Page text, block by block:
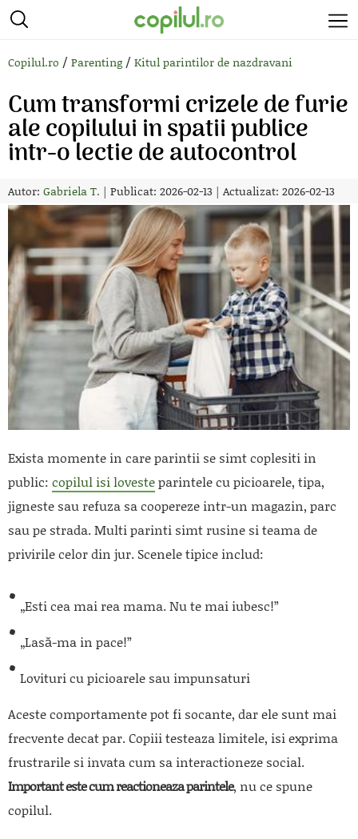
Copilul.ro / Parenting / Kitul parintilor de nazdravani
Cum transformi crizele de furie
ale copilului in spatii publice
intr-o lectie de autocontrol
Autor: Gabriela T. | Publicat: 2026-02-13 | Actualizat: 2026-02-13
Exista momente in care parintii se simt coplesiti in
public: copilul isi lovesteparintele cu picioarele, tipa,
jigneste sau refuza sa coopereze intr-un magazin, parc
sau pe strada. Multi parinti simt rusine si teama de
privirile celor din jur. Scenele tipice includ:
„Esti cea mai rea mama. Nu te mai iubesc!”
„Lasă-ma in pace!”
Lovituri cu picioarele sau impunsaturi
Aceste comportamente pot fi socante, dar ele sunt mai
frecvente decat par. Copiii testeaza limitele, isi exprima
frustrarile si invata cum sa interactioneze social.
Important este cum reactioneaza parintele, nu ce spune
copilul.